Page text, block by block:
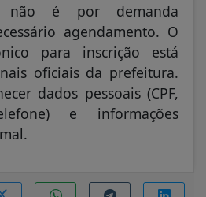
não é por demanda
agendamento. O
para inscrição está
oficiais da prefeitura.
dados pessoais (CPF,
e informações